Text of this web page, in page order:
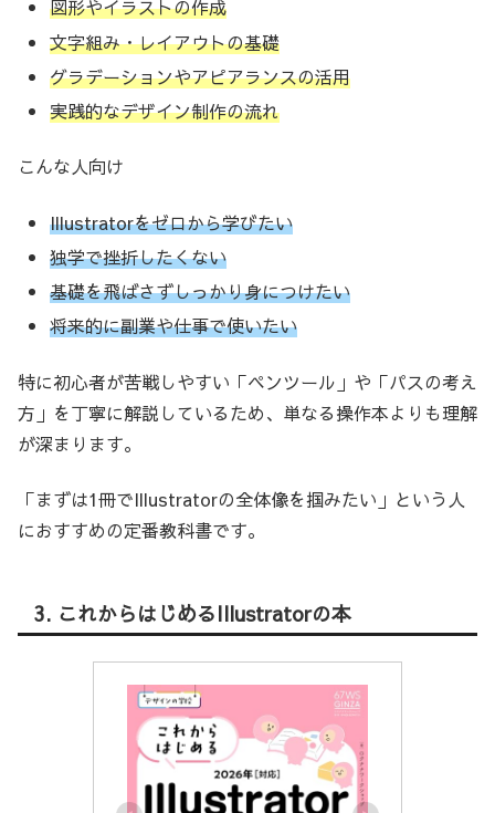
図形やイラストの作成
文字組み・レイアウトの基礎
グラデーションやアピアランスの活用
実践的なデザイン制作の流れ
こんな人向け
Illustratorをゼロから学びたい
独学で挫折したくない
基礎を飛ばさずしっかり身につけたい
将来的に副業や仕事で使いたい
特に初心者が苦戦しやすい「ペンツール」や「パスの考え
方」を丁寧に解説しているため、単なる操作本よりも理解
が深まります。
「まずは1冊でIllustratorの全体像を掴みたい」という人
におすすめの定番教科書です。
3. これからはじめるIllustratorの本